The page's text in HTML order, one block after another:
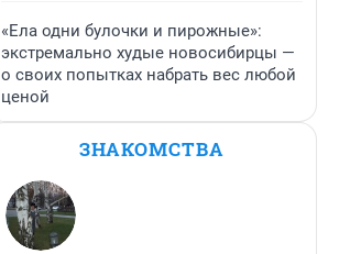
«Ела одни булочки и пирожные»:
экстремально худые новосибирцы —
о своих попытках набрать вес любой
ценой
ЗНАКОМСТВА